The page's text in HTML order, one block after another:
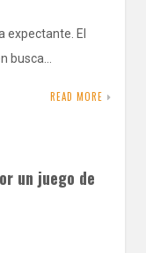
expectante. El
busca…
READ MORE
un juego de